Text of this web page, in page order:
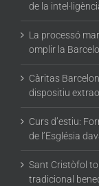
de la
La processó
omplir la
Càritas
dispositiu
Curs d’estiu:
de l’Església
Sant Cristòfol
tradicional